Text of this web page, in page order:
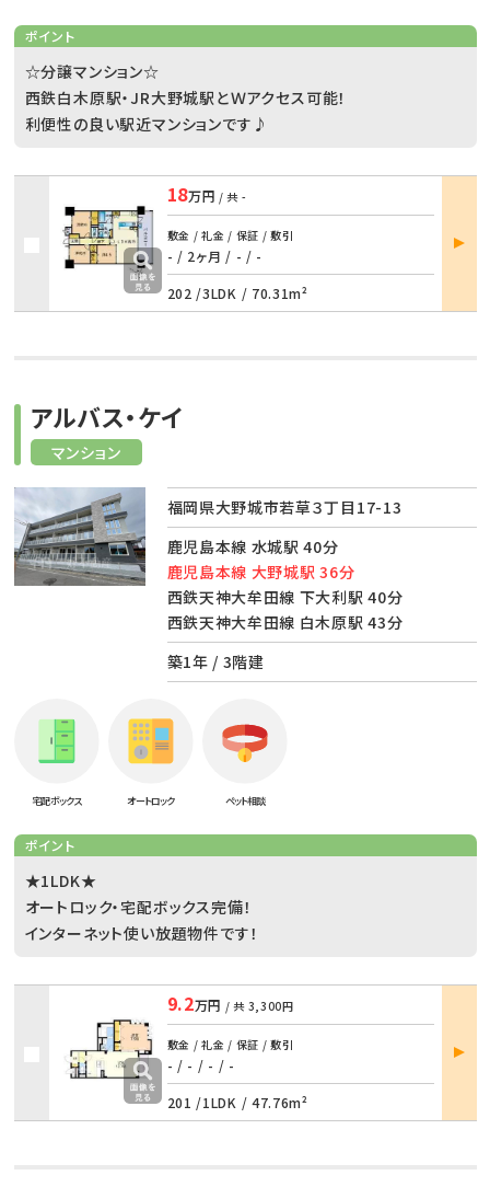
ポイント
☆分譲マンション☆
西鉄白木原駅・JR大野城駅とＷアクセス可能！
利便性の良い駅近マンションです♪
18万円 / 共 -
敷金 / 礼金 / 保証 / 敷引
- / 2ヶ月 / - / -
202 /3LDK / 70.31m²
部屋
詳細
マンション
アルバス・ケイ
福岡県大野城市若草３丁目17-13
鹿児島本線 水城駅 40分
鹿児島本線 大野城駅 36分
西鉄天神大牟田線 下大利駅 40分
西鉄天神大牟田線 白木原駅 43分
築1年 / 3階建
宅配ボックス オートロック ペット相談
ポイント
★1LDK★
オートロック・宅配ボックス完備！
インターネット使い放題物件です！
9.2万円 / 共 3,300円
敷金 / 礼金 / 保証 / 敷引
- / - / - / -
201 /1LDK / 47.76m²
部屋
詳細